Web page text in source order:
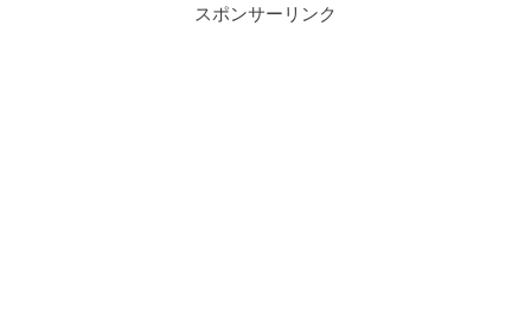
スポンサーリンク